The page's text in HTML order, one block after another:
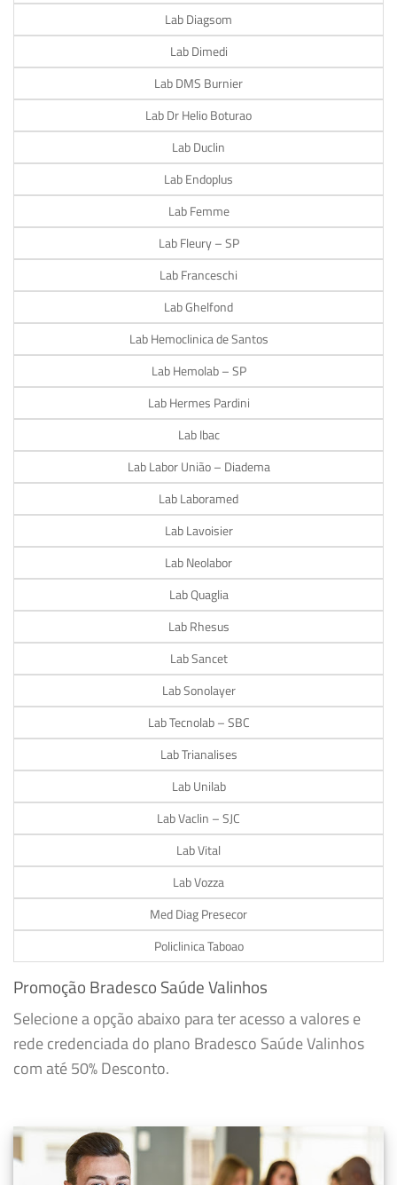
Lab Diagsom
Lab Dimedi
Lab DMS Burnier
Lab Dr Helio Boturao
Lab Duclin
Lab Endoplus
Lab Femme
Lab Fleury – SP
Lab Franceschi
Lab Ghelfond
Lab Hemoclinica de Santos
Lab Hemolab – SP
Lab Hermes Pardini
Lab Ibac
Lab Labor União – Diadema
Lab Laboramed
Lab Lavoisier
Lab Neolabor
Lab Quaglia
Lab Rhesus
Lab Sancet
Lab Sonolayer
Lab Tecnolab – SBC
Lab Trianalises
Lab Unilab
Lab Vaclin – SJC
Lab Vital
Lab Vozza
Med Diag Presecor
Policlinica Taboao
Promoção Bradesco Saúde Valinhos
Selecione a opção abaixo para ter acesso a valores e
rede credenciada do plano Bradesco Saúde Valinhos
com até 50% Desconto.